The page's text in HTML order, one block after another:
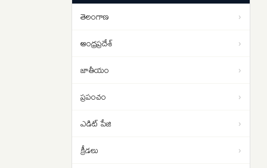
ఉద్యమం
తెలంగాణ ›
ఆంధ్రప్రదేశ్ ›
జాతీయం ›
ప్రపంచం ›
ఎడిట్ పేజి ›
క్రీడలు ›